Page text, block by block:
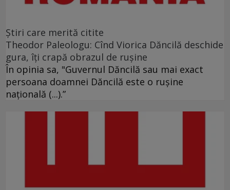
Ştiri care merită citite
Theodor Paleologu: Cînd Viorica Dăncilă deschide
gura, îţi crapă obrazul de ruşine
În opinia sa, "Guvernul Dăncilă sau mai exact
persoana doamnei Dăncilă este o ruşine
naţională (...).”